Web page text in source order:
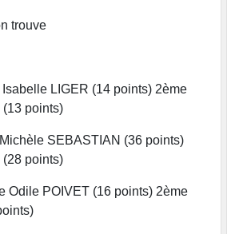
trouve
LIGER (14 points) 2ème
points)
SEBASTIAN (36 points)
points)
Odile POIVET (16 points) 2ème